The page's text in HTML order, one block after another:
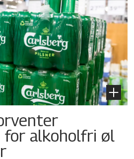
for alkoholfri øl